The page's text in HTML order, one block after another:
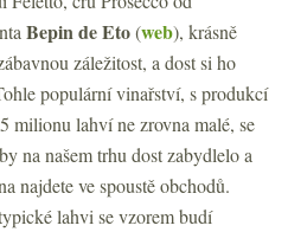
Bepin de Eto(web), krásně
záležitost, a dost si ho
populární vinařství, s produkcí
milionu lahví ne zrovna malé, se
na našem trhu dost zabydlelo a
najdete ve spoustě obchodů.
lahvi se vzorem budí